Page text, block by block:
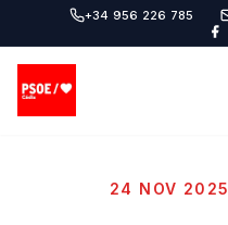
+34 956 226 785
24 NOV 2025